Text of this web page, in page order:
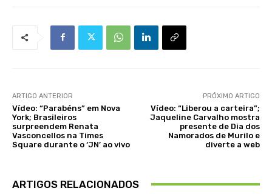
ARTIGO ANTERIOR
Vídeo: “Parabéns” em Nova
York; Brasileiros
surpreendem Renata
Vasconcellos na Times
Square durante o ‘JN’ ao vivo
PRÓXIMO ARTIGO
Vídeo: “Liberou a carteira”;
Jaqueline Carvalho mostra
presente de Dia dos
Namorados de Murilo e
diverte a web
ARTIGOS RELACIONADOS